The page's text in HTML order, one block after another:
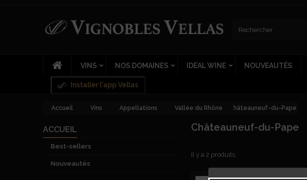
VINS NOS DOMAINES IDEAL WINE NOUVEAUTÉS
Installer l'app Vellas
Accueil Vins Appellations Vallée du Rhône Châteauneuf-du-Pape
ACCUEIL
Best-sellers
Nouveautés
Châteauneuf-du-Pape
Il y a 2 produits.